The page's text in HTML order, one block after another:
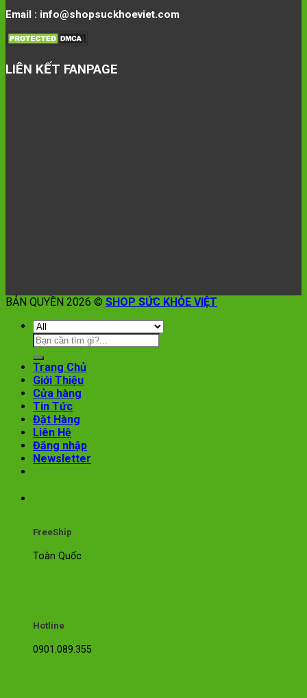
Email : info@shopsuckhoeviet.com
LIÊN KẾT FANPAGE
BẢN QUYỀN 2026 © SHOP SỨC KHỎE VIỆT
Trang Chủ
Giới Thiệu
Cửa hàng
Tin Tức
Đặt Hàng
Liên Hệ
Đăng nhập
Newsletter
FreeShip
Toàn Quốc
Hotline
0901.089.355